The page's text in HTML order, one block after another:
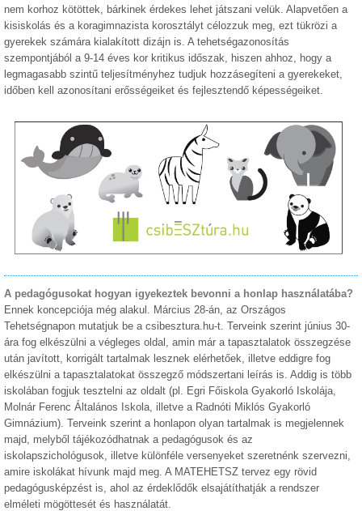
nem korhoz kötöttek, bárkinek érdekes lehet játszani velük. Alapvetően a
kisiskolás és a koragimnazista korosztályt célozzuk meg, ezt tükrözi a
gyerekek számára kialakított dizájn is. A tehetségazonosítás
szempontjából a 9-14 éves kor kritikus időszak, hiszen ahhoz, hogy a
legmagasabb szintű teljesítményhez tudjuk hozzásegíteni a gyerekeket,
időben kell azonosítani erősségeiket és fejlesztendő képességeiket.
A pedagógusokat hogyan igyekeztek bevonni a honlap használatába?
Ennek koncepciója még alakul. Március 28-án, az Országos
Tehetségnapon mutatjuk be a csibesztura.hu-t. Terveink szerint június 30-
ára fog elkészülni a végleges oldal, amin már a tapasztalatok összegzése
után javított, korrigált tartalmak lesznek elérhetőek, illetve eddigre fog
elkészülni a tapasztalatokat összegző módszertani leírás is. Addig is több
iskolában fogjuk tesztelni az oldalt (pl. Egri Főiskola Gyakorló Iskolája,
Molnár Ferenc Általános Iskola, illetve a Radnóti Miklós Gyakorló
Gimnázium). Terveink szerint a honlapon olyan tartalmak is megjelennek
majd, melyből tájékozódhatnak a pedagógusok és az
iskolapszichológusok, illetve különféle versenyeket szeretnénk szervezni,
amire iskolákat hívunk majd meg. A MATEHETSZ tervez egy rövid
pedagógusképzést is, ahol az érdeklődők elsajátíthatják a rendszer
elméleti mögöttesét és használatát.